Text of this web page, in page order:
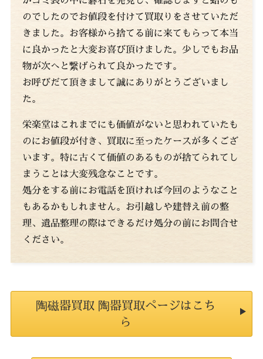
のでしたのでお値段を付けて買取りをさせていただ
きました。お客様から捨てる前に来てもらって本当
に良かったと大変お喜び頂けました。少しでもお品
物が次へと繋げられて良かったです。
お呼びだて頂きまして誠にありがとうございまし
た。
栄楽堂はこれまでにも価値がないと思われていたも
のにお値段が付き、買取に至ったケースが多くござ
います。特に古くて価値のあるものが捨てられてし
まうことは大変残念なことです。
処分をする前にお電話を頂ければ今回のようなこと
もあるかもしれません。お引越しや建替え前の整
理、遺品整理の際はできるだけ処分の前にお問合せ
ください。
陶磁器買取 陶器買取ページはこち
ら